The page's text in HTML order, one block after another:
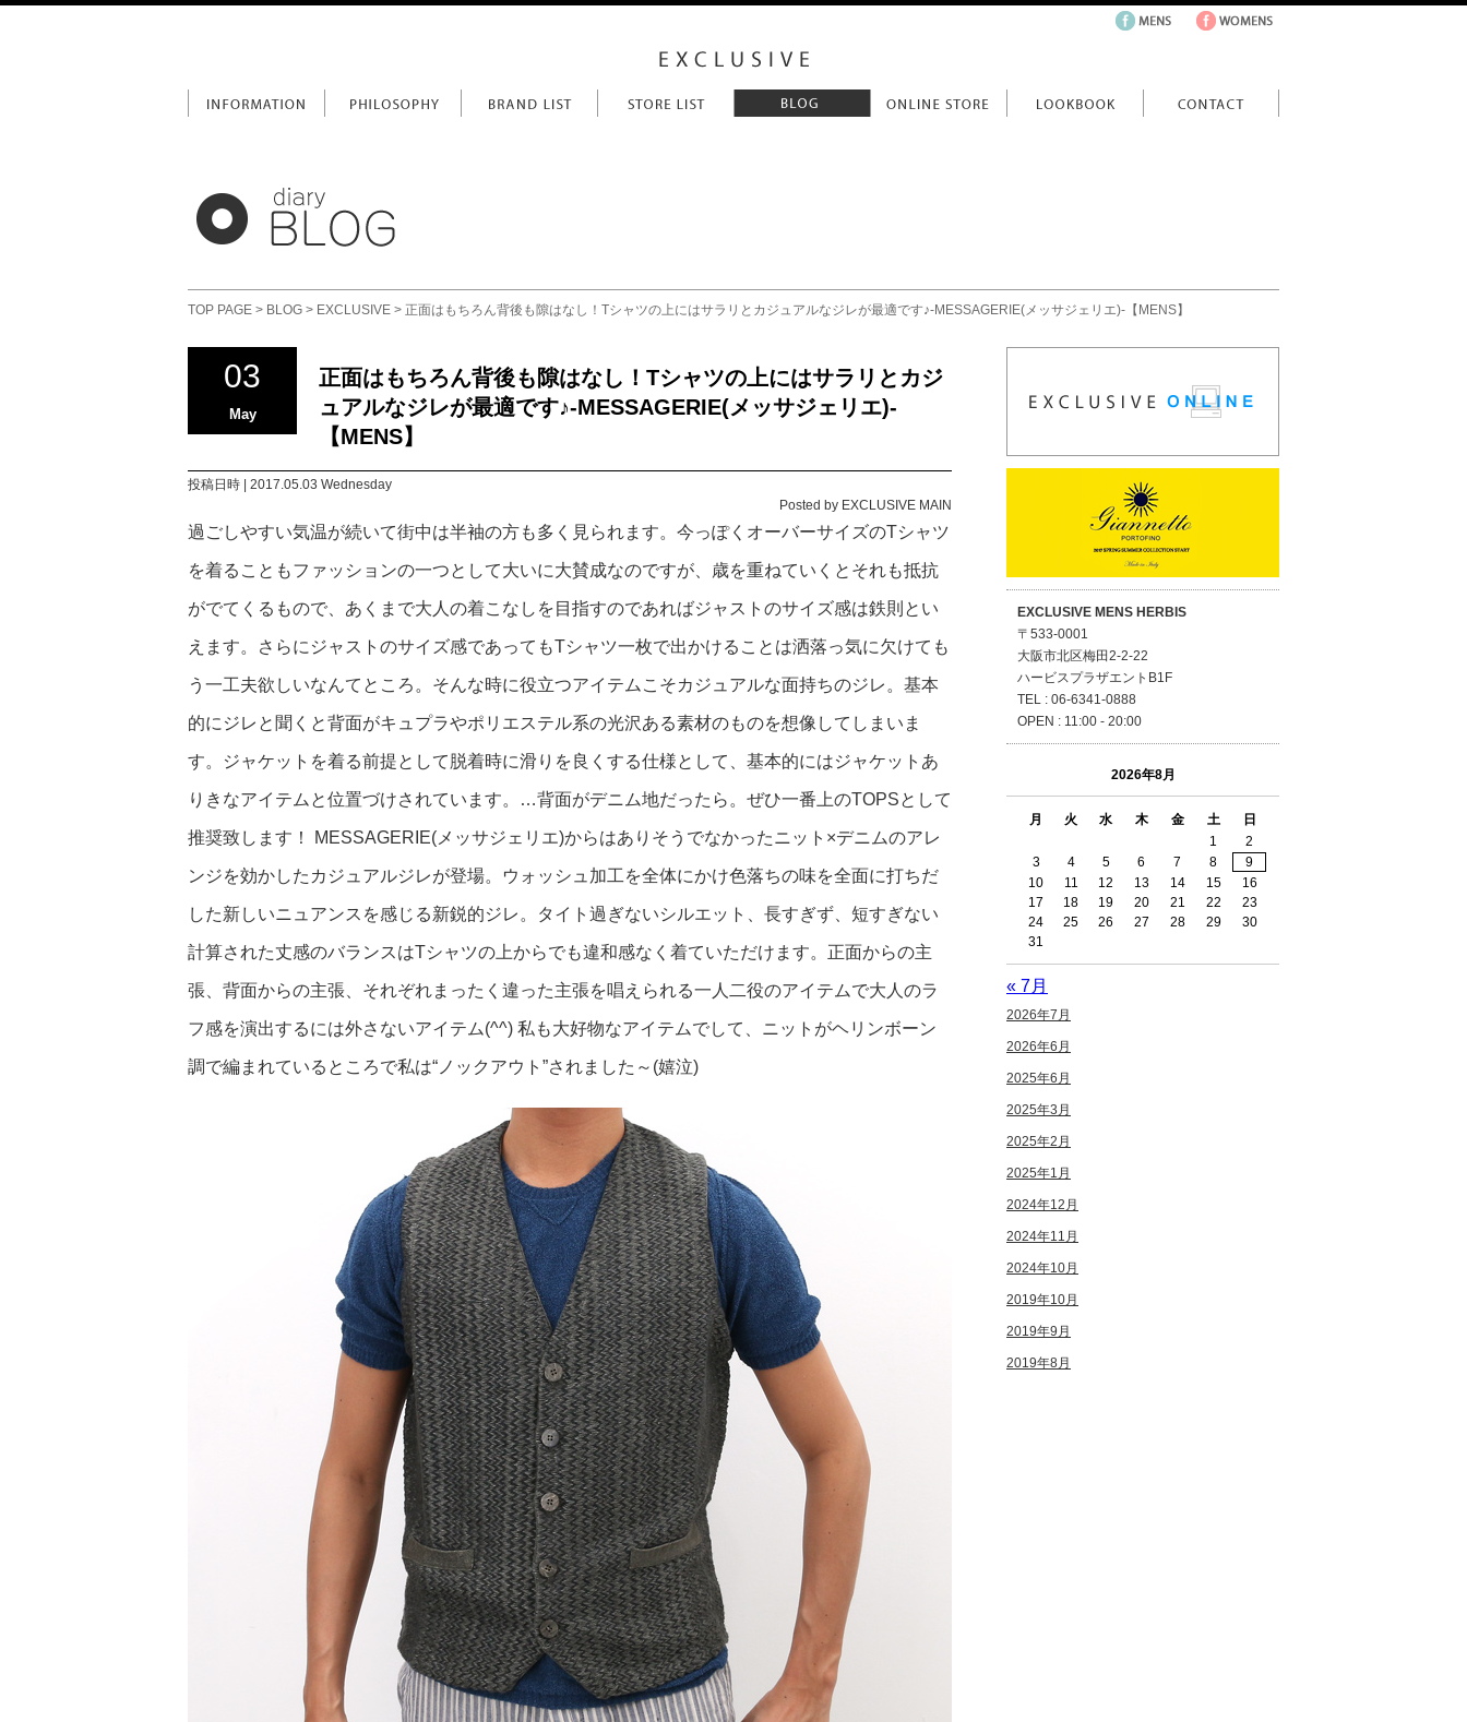
TOP PAGE > BLOG > EXCLUSIVE > 正面はもちろん背後も隙はなし！Tシャツの上にはサラリとカジュアルなジレが最適です♪-MESSAGERIE(メッサジェリエ)-【MENS】
03
May
正面はもちろん背後も隙はなし！Tシャツの上にはサラリとカジ
ュアルなジレが最適です♪-MESSAGERIE(メッサジェリエ)-
【MENS】
投稿日時 | 2017.05.03 Wednesday
Posted by EXCLUSIVE MAIN
過ごしやすい気温が続いて街中は半袖の方も多く見られます。今っぽくオーバーサイズのTシャツ
を着ることもファッションの一つとして大いに大賛成なのですが、歳を重ねていくとそれも抵抗
がでてくるもので、あくまで大人の着こなしを目指すのであればジャストのサイズ感は鉄則とい
えます。さらにジャストのサイズ感であってもTシャツ一枚で出かけることは洒落っ気に欠けても
う一工夫欲しいなんてところ。そんな時に役立つアイテムこそカジュアルな面持ちのジレ。基本
的にジレと聞くと背面がキュプラやポリエステル系の光沢ある素材のものを想像してしまいま
す。ジャケットを着る前提として脱着時に滑りを良くする仕様として、基本的にはジャケットあ
りきなアイテムと位置づけされています。…背面がデニム地だったら。ぜひ一番上のTOPSとして
推奨致します！ MESSAGERIE(メッサジェリエ)からはありそうでなかったニット×デニムのアレ
ンジを効かしたカジュアルジレが登場。ウォッシュ加工を全体にかけ色落ちの味を全面に打ちだ
した新しいニュアンスを感じる新鋭的ジレ。タイト過ぎないシルエット、長すぎず、短すぎない
計算された丈感のバランスはTシャツの上からでも違和感なく着ていただけます。正面からの主
張、背面からの主張、それぞれまったく違った主張を唱えられる一人二役のアイテムで大人のラ
フ感を演出するには外さないアイテム(^^) 私も大好物なアイテムでして、ニットがヘリンボーン
調で編まれているところで私は“ノックアウト”されました～(嬉泣)
EXCLUSIVE MENS HERBIS
〒533-0001
大阪市北区梅田2-2-22
ハービスプラザエントB1F
TEL : 06-6341-0888
OPEN : 11:00 - 20:00
2026年8月
月 火 水 木 金 土
日
1
2
3
4 5 6 7 8
9
10
11 12 13 14 15
16
17
18 19 20 21 22
23
24
25 26 27 28 29
30
31
« 7月
2026年7月
2026年6月
2025年6月
2025年3月
2025年2月
2025年1月
2024年12月
2024年11月
2024年10月
2019年10月
2019年9月
2019年8月